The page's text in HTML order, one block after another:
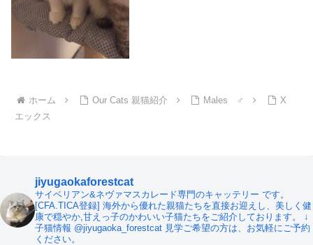
ホーム Our Cats 親猫紹介 Males ♂
X
エックス
jiyugaokaforestcat
サイベリアン&ネヴァマスカレード専門のキャッテリー です。
[CFA.TICA登録] 海外から優れた親猫たちを直接お迎えし、美しく健
康で穏やか,甘えっ子のかわいい子猫たちをご紹介しております。
↓
子猫情報 @jiyugaoka_forestcat 見学ご希望の方は、お気軽にご予約
ください。